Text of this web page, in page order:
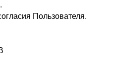
Пользователя.